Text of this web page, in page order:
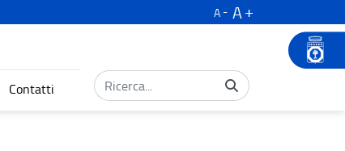
A
A
Contatti